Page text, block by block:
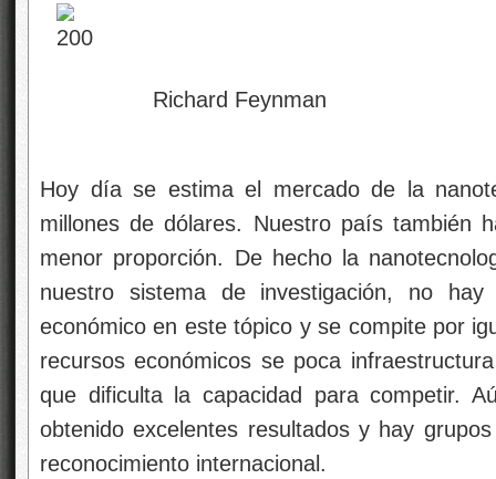
Richard Feynman
Hoy día se estima el mercado de la
millones de dólares. Nuestro país también
menor proporción. De hecho la
nuestro sistema de investigación, no
económico en este tópico y se compite por
recursos económicos se poca
que dificulta la capacidad para competir.
obtenido excelentes resultados y hay
reconocimiento internacional.